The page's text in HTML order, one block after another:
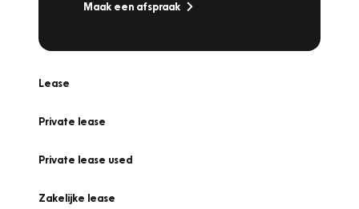
Maak een afspraak
Lease
Private lease
Private lease used
Zakelijke lease